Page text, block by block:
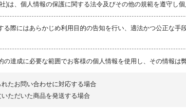
)は、個人情報の保護に関する法令及びその他の規範を遵守し個
る際にはあらかじめ利用目的の告知を行い、適法かつ公正な手
の達成に必要な範囲でお客様の個人情報を使用し、その情報は
たお問い合わせに対応する場合
ただいた商品を発送する場合